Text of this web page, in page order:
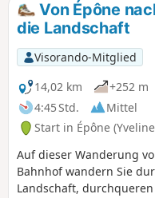
Von Épône
die Landschaft
Visorando-Mitglied
14,02 km
+252 m
4:45 Std.
Mittel
Start in Épône
Auf dieser Wanderung
Bahnhof wandern Sie
Landschaft,